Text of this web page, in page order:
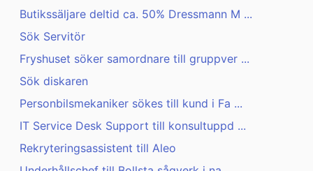
Butikssäljare deltid ca. 50% Dressmann M ...
Sök Servitör
Fryshuset söker samordnare till gruppver ...
Sök diskaren
Personbilsmekaniker sökes till kund i Fa ...
IT Service Desk Support till konsultuppd ...
Rekryteringsassistent till Aleo